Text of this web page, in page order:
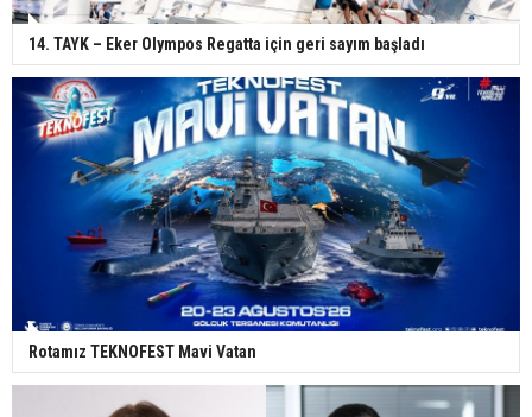
14. TAYK – Eker Olympos Regatta için geri sayım başladı
Rotamız TEKNOFEST Mavi Vatan